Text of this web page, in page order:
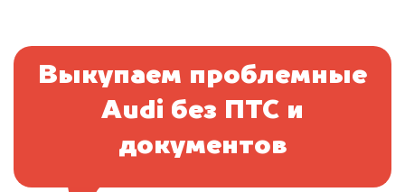
Выкупаем проблемные
Audi без ПТС и
документов